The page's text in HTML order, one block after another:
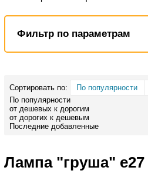
Фильтр по параметрам
Сортировать по:
По популярности
По популярности
от дешевых к дорогим
от дорогих к дешевым
Последние добавленные
Лампа "груша" е27